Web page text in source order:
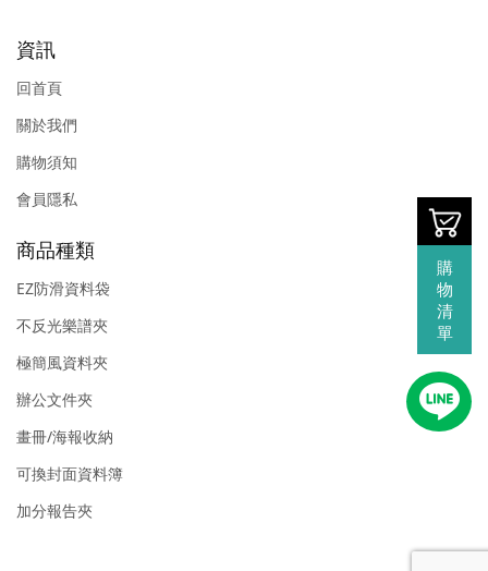
資訊
回首頁
關於我們
購物須知
會員隱私
商品種類
EZ防滑資料袋
不反光樂譜夾
極簡風資料夾
辦公文件夾
畫冊/海報收納
可換封面資料簿
加分報告夾
購
物
清
單